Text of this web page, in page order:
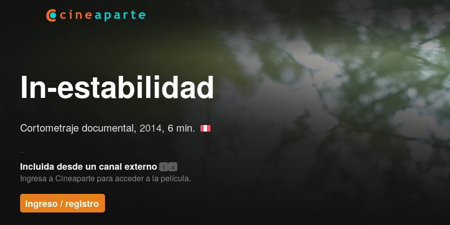
In-estabilidad
Cortometraje documental, 2014, 6 min.
Incluida desde un canal externo t a
Ingresa a Cineaparte para acceder a la película.
Ingreso / registro